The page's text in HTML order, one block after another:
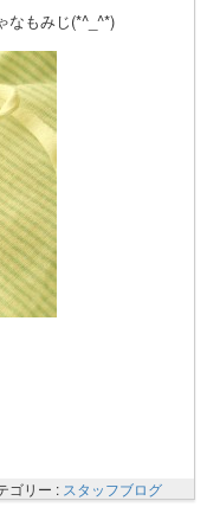
なもみじ(*^_^*)
ゴリー : スタッフブログ